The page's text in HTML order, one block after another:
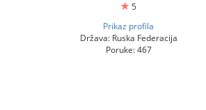
5
Prikaz profila
Država: Ruska Federacija
Poruke: 467